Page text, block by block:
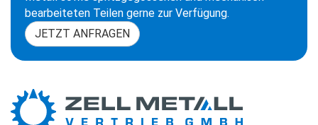
bearbeiteten Teilen gerne zur Verfügung.
JETZT ANFRAGEN